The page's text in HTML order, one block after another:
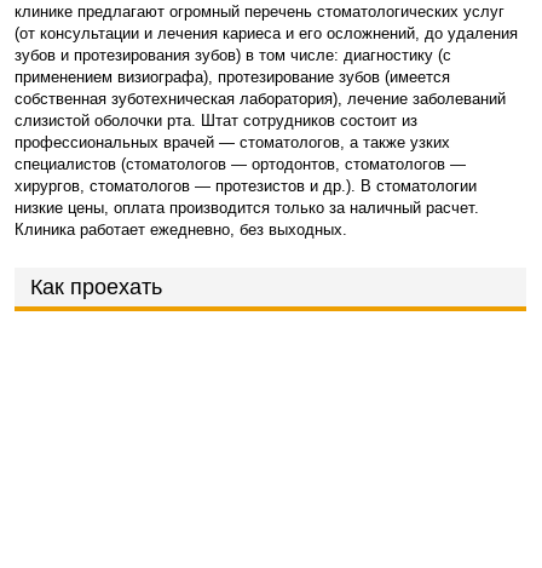
клинике предлагают огромный перечень стоматологических услуг
(от консультации и лечения кариеса и его осложнений, до удаления
зубов и протезирования зубов) в том числе: диагностику (с
применением визиографа), протезирование зубов (имеется
собственная зуботехническая лаборатория), лечение заболеваний
слизистой оболочки рта. Штат сотрудников состоит из
профессиональных врачей — стоматологов, а также узких
специалистов (стоматологов — ортодонтов, стоматологов —
хирургов, стоматологов — протезистов и др.). В стоматологии
низкие цены, оплата производится только за наличный расчет.
Клиника работает ежедневно, без выходных.
Как проехать